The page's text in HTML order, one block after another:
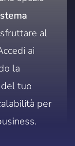
al
ai
la
tuo
per